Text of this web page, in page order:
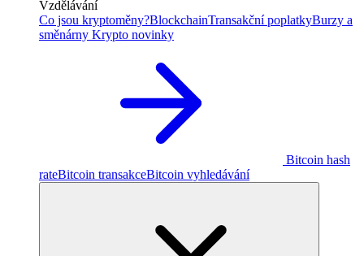
Vzdělávání
Co jsou kryptoměny?BlockchainTransakční poplatkyBurzy a
směnárny Krypto novinky
Bitcoin hash
rateBitcoin transakceBitcoin vyhledávání